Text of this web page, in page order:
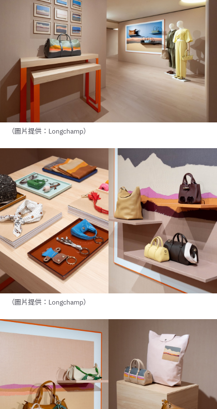
（圖片提供：Longchamp）
（圖片提供：Longchamp）